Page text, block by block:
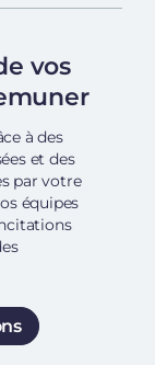
vos
à des
et des
par votre
équipes